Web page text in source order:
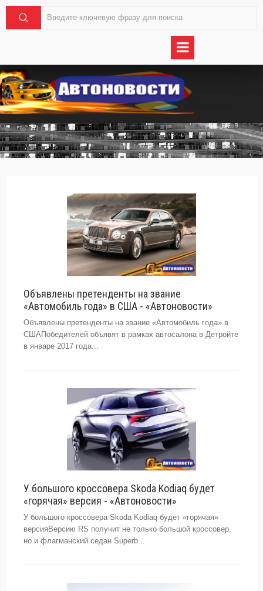
Объявлены претенденты на звание
«Автомобиль года» в США - «Автоновости»
Объявлены претенденты на звание «Автомобиль года» в
СШАПобедителей объявят в рамках автосалона в Детройте
в январе 2017 года...
У большого кроссовера Skoda Kodiaq будет
«горячая» версия - «Автоновости»
У большого кроссовера Skoda Kodiaq будет «горячая»
версияВерсию RS получит не только большой кроссовер,
но и флагманский седан Superb...